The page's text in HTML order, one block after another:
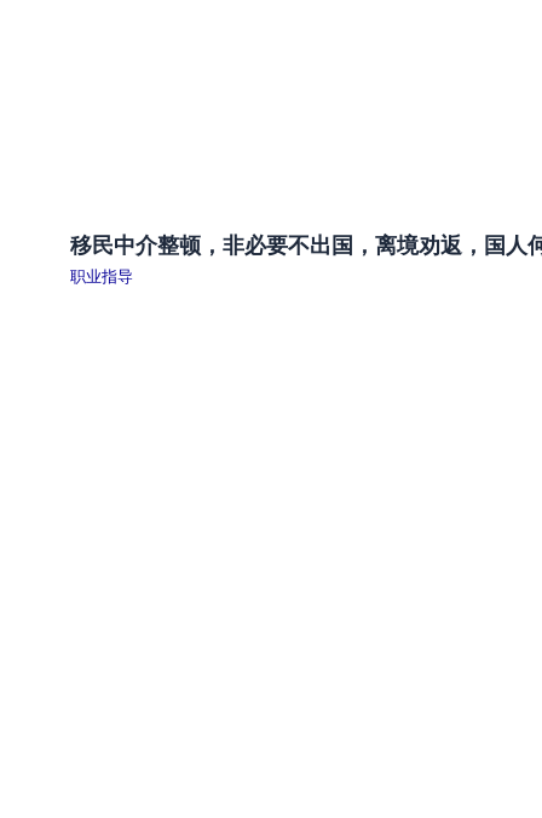
移民中介整顿，非必要不出国，离境劝返，国人
职业指导